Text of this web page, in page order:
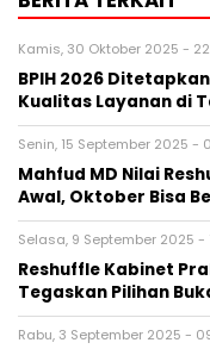
Mahfud MD Nilai
Selasa, 9 September 2025 -
Reshuffle Kabinet
Tegaskan Pilihan
Rabu, 3 September 2025 -
Makar Atau Aspirasi?
Independen Aksi
Selasa, 5 Agustus 2025 -
Simbol Bajak Laut
Rute Damai dan